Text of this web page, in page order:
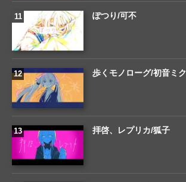
ぽつり/可不
歩くモノローグ/初音ミク
拝啓、レプリカ/狐子